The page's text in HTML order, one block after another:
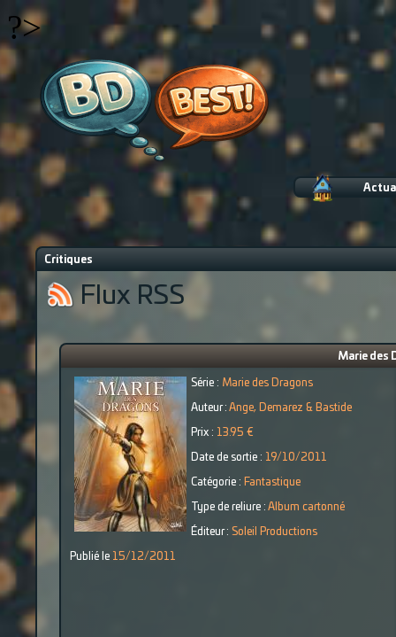
?>
Critiques
Flux RSS
Marie des
Série : Marie des Dragons
Auteur : Ange, Demarez & Bastide
Prix : 13.95 €
Date de sortie : 19/10/2011
Catégorie : Fantastique
Type de reliure : Album cartonné
Éditeur : Soleil Productions
Publié le 15/12/2011